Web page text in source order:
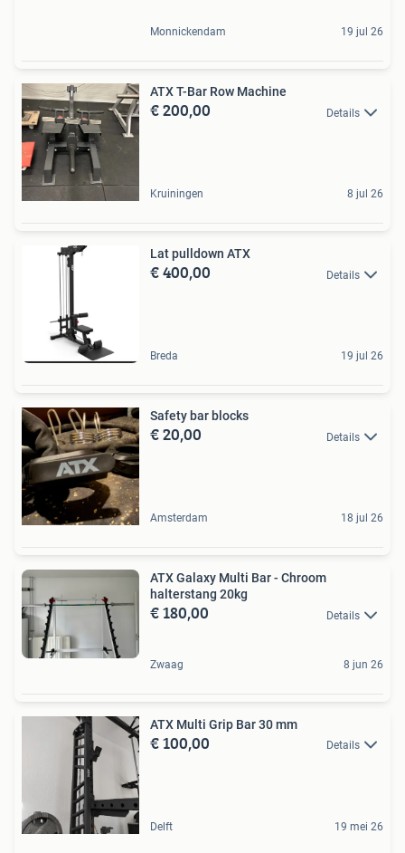
Monnickendam 19 jul 26
ATX T-Bar Row Machine
€ 200,00 Details
Kruiningen 8 jul 26
Lat pulldown ATX
€ 400,00 Details
Breda 19 jul 26
Safety bar blocks
€ 20,00 Details
Amsterdam 18 jul 26
ATX Galaxy Multi Bar - Chroom
halterstang 20kg
€ 180,00 Details
Zwaag 8 jun 26
ATX Multi Grip Bar 30 mm
€ 100,00 Details
Delft 19 mei 26